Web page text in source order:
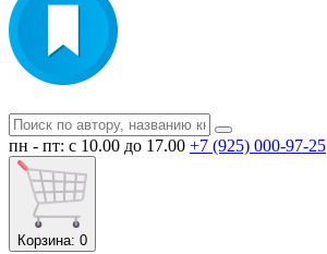
пн - пт: с 10.00 до 17.00 +7 (925) 000-97-25
Корзина: 0